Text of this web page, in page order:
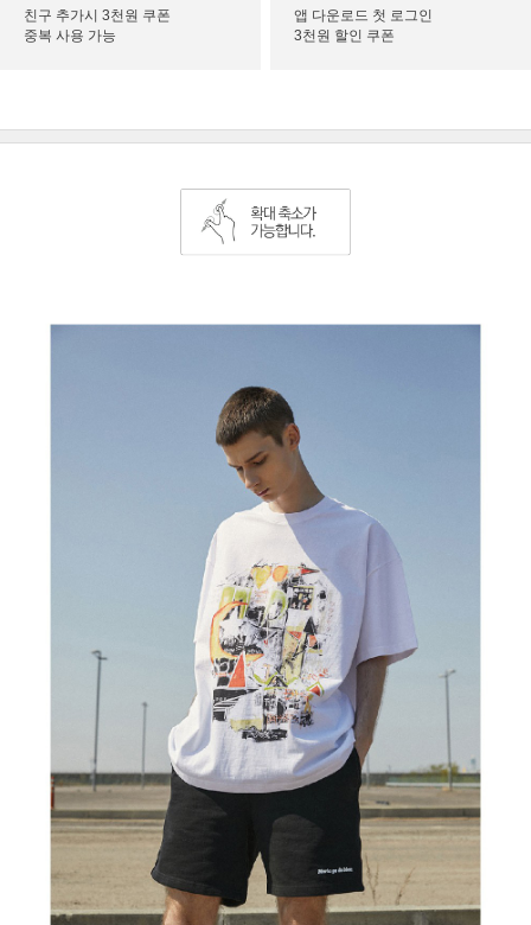
친구 추가시 3천원 쿠폰
중복 사용 가능
앱 다운로드 첫 로그인
3천원 할인 쿠폰